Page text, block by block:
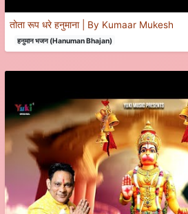
तोता रूप धरे हनुमाना | By Kumaar Mukesh
हनुमान भजन (Hanuman Bhajan)